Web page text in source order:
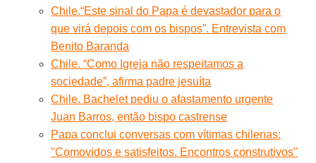
Chile.“Este sinal do Papa é devastador para o
que virá depois com os bispos”. Entrevista com
Benito Baranda
Chile. “Como Igreja não respeitamos a
sociedade”, afirma padre jesuíta
Chile. Bachelet pediu o afastamento urgente
Juan Barros, então bispo castrense
Papa conclui conversas com vítimas chilenas:
''Comovidos e satisfeitos. Encontros construtivos''